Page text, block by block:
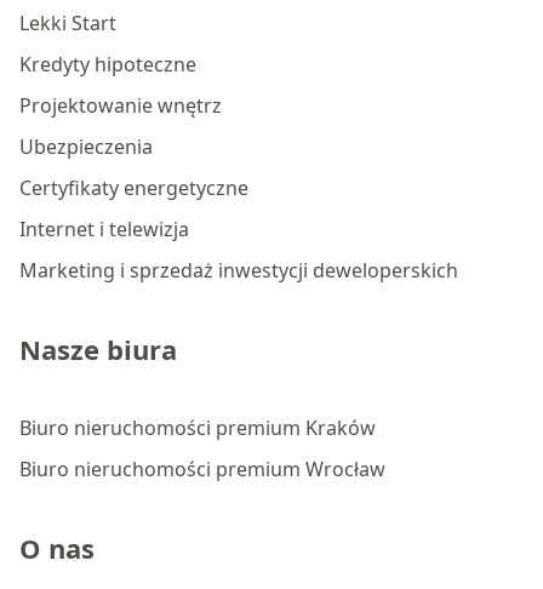
Lekki Start
Kredyty hipoteczne
Projektowanie wnętrz
Ubezpieczenia
Certyfikaty energetyczne
Internet i telewizja
Marketing i sprzedaż inwestycji deweloperskich
Nasze biura
Biuro nieruchomości premium Kraków
Biuro nieruchomości premium Wrocław
O nas